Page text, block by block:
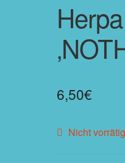
6,50€
Nicht vorrätig